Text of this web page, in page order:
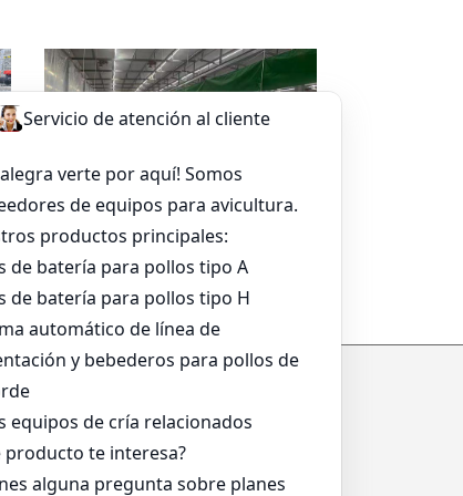
Sistema De Alimentación De
Bandeja Para Asar
Leer más Whatsapp
*